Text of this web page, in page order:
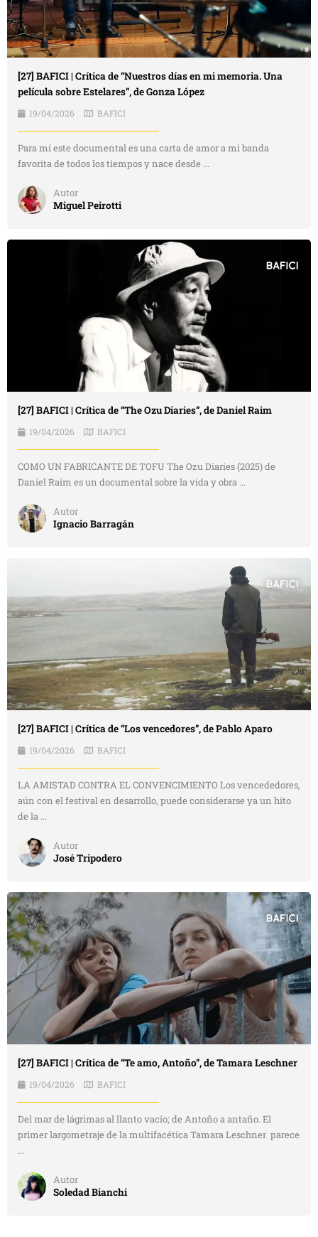
[27] BAFICI | Crítica de “Nuestros días en mi memoria. Una
película sobre Estelares”, de Gonza López
19/04/2026 BAFICI
Para mí este documental es una carta de amor a mi banda
favorita de todos los tiempos y nace desde ...
Autor
Miguel Peirotti
[27] BAFICI | Crítica de “The Ozu Diaries”, de Daniel Raim
19/04/2026 BAFICI
COMO UN FABRICANTE DE TOFU The Ozu Diaries (2025) de
Daniel Raim es un documental sobre la vida y obra ...
Autor
Ignacio Barragán
[27] BAFICI | Crítica de “Los vencedores”, de Pablo Aparo
19/04/2026 BAFICI
LA AMISTAD CONTRA EL CONVENCIMIENTO Los vencededores,
aún con el festival en desarrollo, puede considerarse ya un hito
de la ...
Autor
José Tripodero
[27] BAFICI | Crítica de “Te amo, Antoño”, de Tamara Leschner
19/04/2026 BAFICI
Del mar de lágrimas al llanto vacío; de Antoño a antaño. El
primer largometraje de la multifacética Tamara Leschner parece
...
Autor
Soledad Bianchi